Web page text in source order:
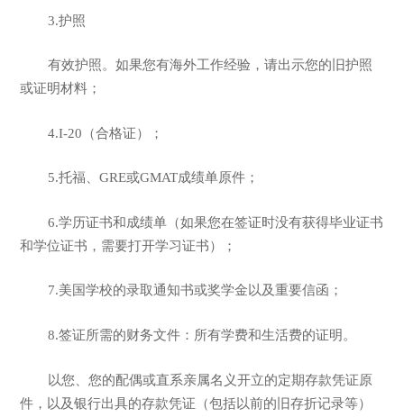
3.护照
有效护照。如果您有海外工作经验，请出示您的旧护照
或证明材料；
4.I-20（合格证）；
5.托福、GRE或GMAT成绩单原件；
6.学历证书和成绩单（如果您在签证时没有获得毕业证书
和学位证书，需要打开学习证书）；
7.美国学校的录取通知书或奖学金以及重要信函；
8.签证所需的财务文件：所有学费和生活费的证明。
以您、您的配偶或直系亲属名义开立的定期存款凭证原
件，以及银行出具的存款凭证（包括以前的旧存折记录等）